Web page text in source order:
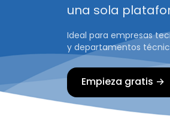
una sola
Ideal para empresas
y departamentos
Empieza gratis →